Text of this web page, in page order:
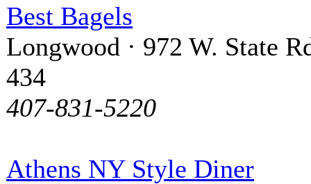
Best Bagels
Longwood · 972 W. State
434
407-831-5220
Athens NY Style Diner